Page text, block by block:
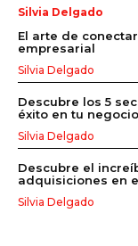
Silvia Delgado
El arte de
empresarial
Silvia Delgado
Descubre los 5
éxito en tu negocio
Silvia Delgado
Descubre el
adquisiciones en
Silvia Delgado